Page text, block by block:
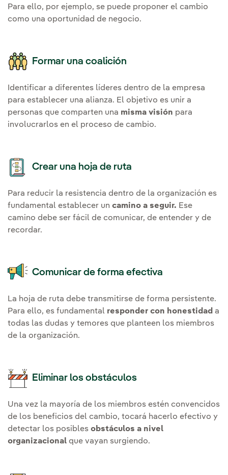
Para ello, por ejemplo, se puede proponer el cambio
como una oportunidad de negocio.
Formar una coalición
Identificar a diferentes líderes dentro de la empresa
para establecer una alianza. El objetivo es unir a
personas que comparten una misma visión para
involucrarlos en el proceso de cambio.
Crear una hoja de ruta
Para reducir la resistencia dentro de la organización es
fundamental establecer un camino a seguir. Ese
camino debe ser fácil de comunicar, de entender y de
recordar.
Comunicar de forma efectiva
La hoja de ruta debe transmitirse de forma persistente.
Para ello, es fundamental responder con honestidad a
todas las dudas y temores que planteen los miembros
de la organización.
Eliminar los obstáculos
Una vez la mayoría de los miembros estén convencidos
de los beneficios del cambio, tocará hacerlo efectivo y
detectar los posibles obstáculos a nivel
organizacional que vayan surgiendo.